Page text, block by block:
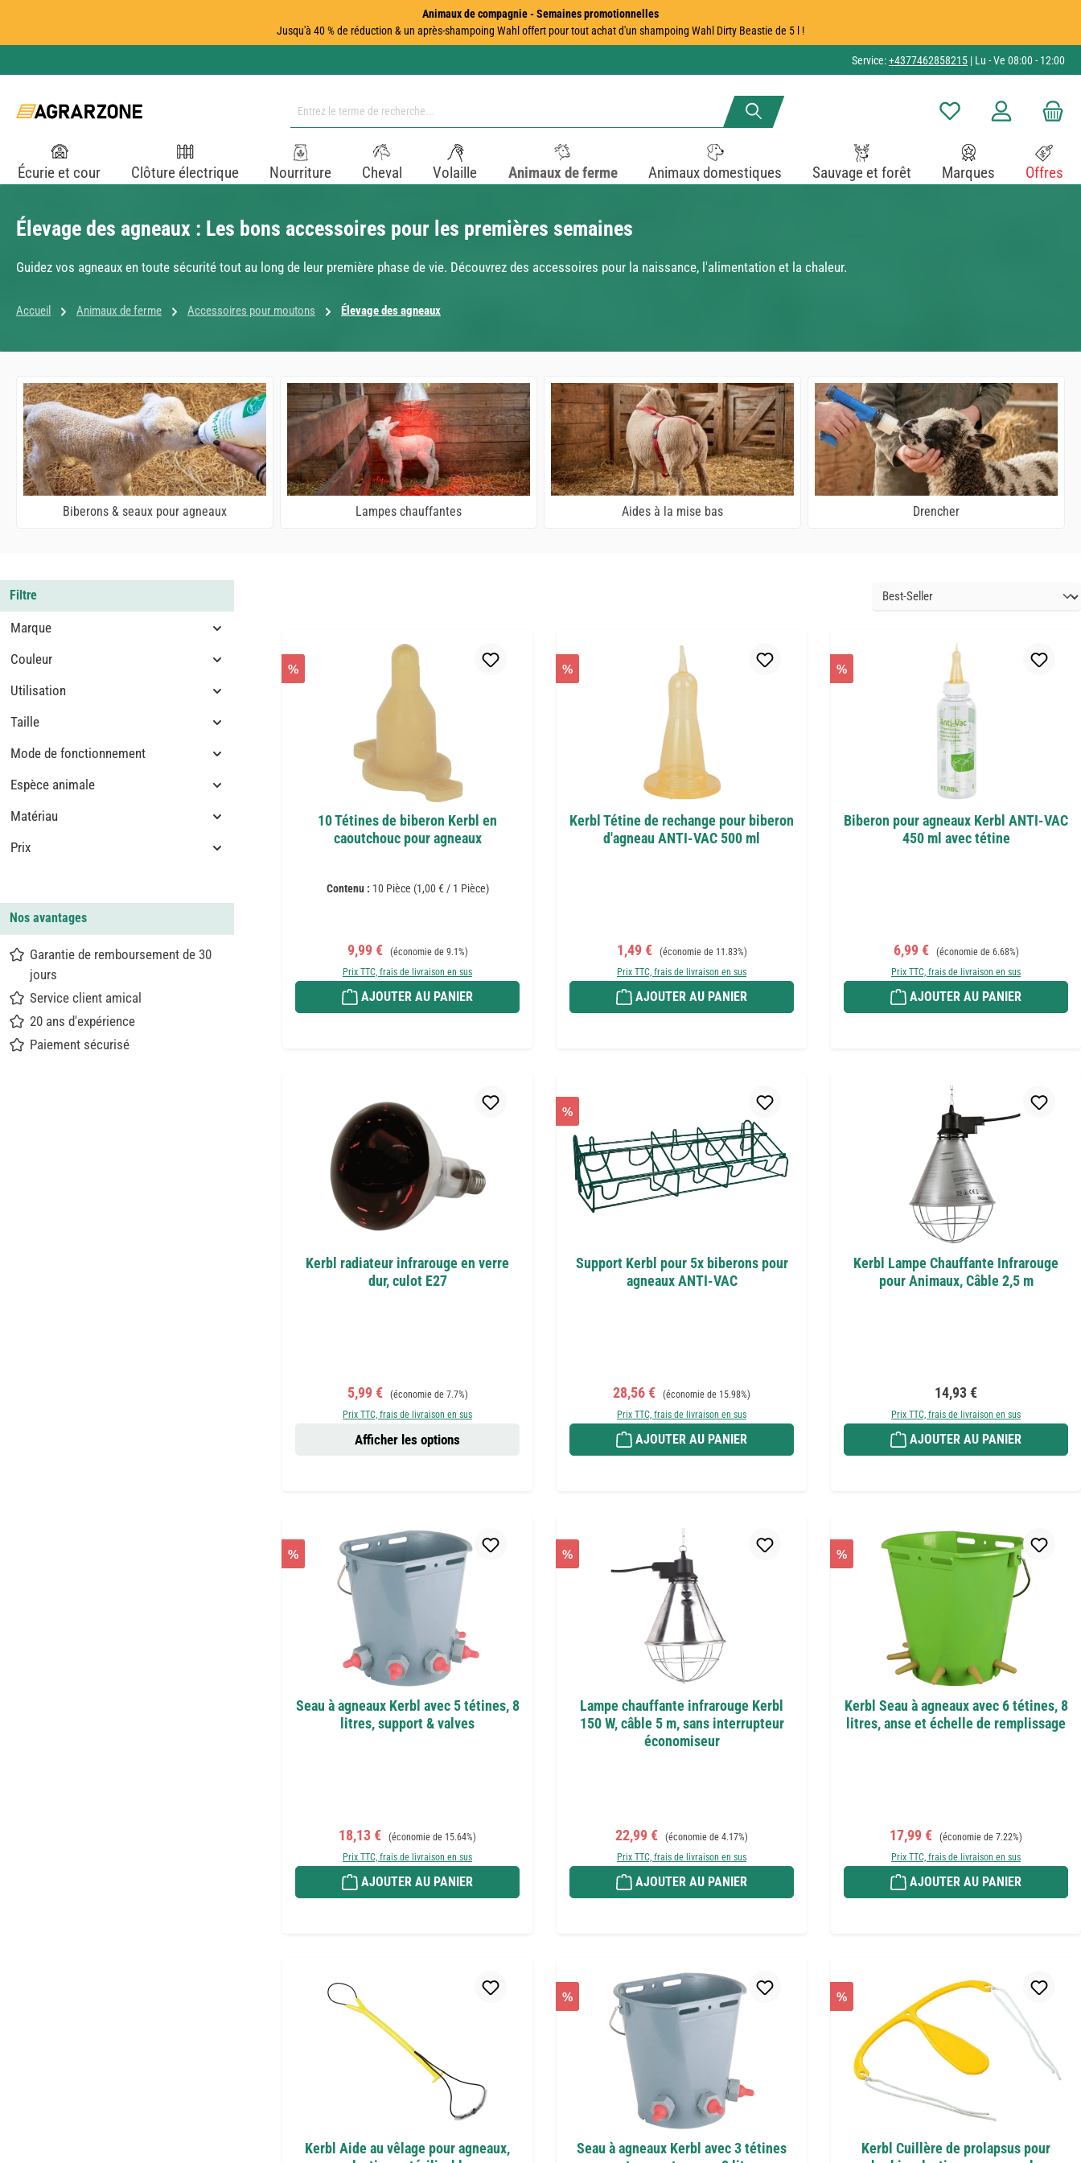
Animaux de compagnie - Semaines promotionnelles
Jusqu'à 40 % de réduction & un après-shampoing Wahl offert pour tout achat d'un shampoing Wahl Dirty Beastie de 5 l !
Service:+4377462858215 | Lu - Ve 08:00 - 12:00
Vous avez 0 articles dans
Écurie et cour Clôture électrique Nourriture Cheval Volaille Animaux de ferme Animaux domestiques Sauvage et forêt Marques Offres
Élevage des agneaux : Les bons accessoires pour les premières semaines
Guidez vos agneaux en toute sécurité tout au long de leur première phase de vie. Découvrez des accessoires pour la naissance, l'alimentation et la chaleur.
Accueil Animaux de ferme Accessoires pour moutons Élevage des agneaux
Biberons & seaux pour agneaux Lampes chauffantes Aides à la mise bas Drencher
Filtre
Marque
Couleur
Utilisation
Taille
Mode de fonctionnement
Espèce animale
Matériau
Prix
Nos avantages
Garantie de remboursement de 30
jours
Service client amical
20 ans d'expérience
Paiement sécurisé
%
10 Tétines de biberon Kerbl en
caoutchouc pour agneaux
Contenu : 10 Pièce (1,00 € / 1 Pièce)
Prix de vente :
9,99 € Prix régulier :
(économie de 9.1%)
Prix TTC, frais de livraison en sus
AJOUTER AU PANIER
%
Kerbl Tétine de rechange pour biberon
d'agneau ANTI-VAC 500 ml
Prix de vente :
1,49 € Prix régulier :
(économie de 11.83%)
Prix TTC, frais de livraison en sus
AJOUTER AU PANIER
%
Biberon pour agneaux Kerbl ANTI-VAC
450 ml avec tétine
Prix de vente :
6,99 € Prix régulier :
(économie de 6.68%)
Prix TTC, frais de livraison en sus
AJOUTER AU PANIER
Kerbl radiateur infrarouge en verre
dur, culot E27
Prix de vente :
5,99 € Prix régulier :
(économie de 7.7%)
Prix TTC, frais de livraison en sus
Afficher les options
%
Support Kerbl pour 5x biberons pour
agneaux ANTI-VAC
Prix de vente :
28,56 € Prix régulier :
(économie de 15.98%)
Prix TTC, frais de livraison en sus
AJOUTER AU PANIER
Kerbl Lampe Chauffante Infrarouge
pour Animaux, Câble 2,5 m
Prix régulier :
14,93 €
Prix TTC, frais de livraison en sus
AJOUTER AU PANIER
%
Seau à agneaux Kerbl avec 5 tétines, 8
litres, support & valves
Prix de vente :
18,13 € Prix régulier :
(économie de 15.64%)
Prix TTC, frais de livraison en sus
AJOUTER AU PANIER
%
Lampe chauffante infrarouge Kerbl
150 W, câble 5 m, sans interrupteur
économiseur
Prix de vente :
22,99 € Prix régulier :
(économie de 4.17%)
Prix TTC, frais de livraison en sus
AJOUTER AU PANIER
%
Kerbl Seau à agneaux avec 6 tétines, 8
litres, anse et échelle de remplissage
Prix de vente :
17,99 € Prix régulier :
(économie de 7.22%)
Prix TTC, frais de livraison en sus
AJOUTER AU PANIER
Kerbl Aide au vêlage pour agneaux,
%
Seau à agneaux Kerbl avec 3 tétines
%
Kerbl Cuillère de prolapsus pour